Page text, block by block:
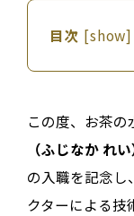
目次 [show]
この度、お茶の
（ふじなか れ
の入職を記念し
クターによる技